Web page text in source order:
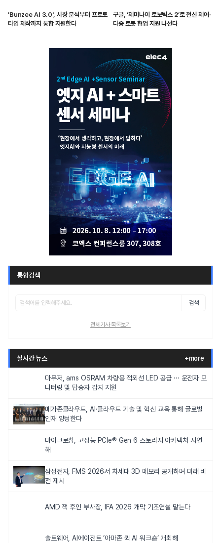
'Bunzee AI 3.0', 시장 분석부터 프로토
타입 제작까지 통합 지원한다
구글, ‘제미나이 로보틱스 2’로 전신 제어·
다중 로봇 협업 지원 나선다
통합검색
검색
전체기사 목록보기
실시간 뉴스 +more
마우저, ams OSRAM 차량용 적외선 LED 공급 ··· 운전자 모
니터링 및 탑승자 감지 지원
메가존클라우드, AI·클라우드 기술 및 혁신 교육 통해 글로벌
인재 양성한다
마이크로칩, 고성능 PCIe® Gen 6 스토리지 아키텍처 시연
해
삼성전자, FMS 2026서 차세대 3D 메모리 공개하며 미래 비
전 제시
AMD 잭 후인 부사장, IFA 2026 개막 기조연설 맡는다
솔트웨어, AI에이전트 ‘아마존 퀵 AI 워크숍’ 개최해